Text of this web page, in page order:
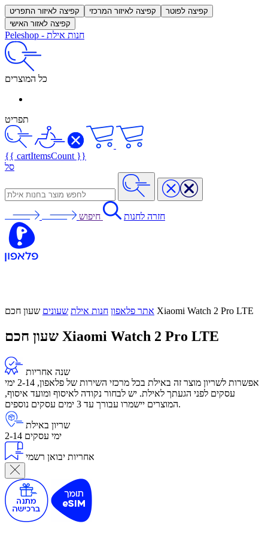
קפיצה לאיזור התפריט קפיצה לאיזור המרכזי
קפיצה לפוטר
קפיצה לאזור האישי
Peleshop - חנות אילת
כל המוצרים
תפריט
{{ cartItemsCount }}
סל
חזרה לחנות חיפוש
אתר פלאפון חנות אילת שעונים שעון חכם Xiaomi Watch 2 Pro LTE
שעון חכם Xiaomi Watch 2 Pro LTE
שנה אחריות
אפשרות לשריון מוצר זה באילת בכל מרכזי השירות של פלאפון, 2-14 ימי
עסקים לפני הגעתך לאילת. יש לבחור נקודה לאיסוף ומועד איסוף,
המוצרים יישמרו עבורך עד 3 ימים עסקים נוספים.
שריון באילת
2-14 ימי עסקים
אחריות יבואן רשמי